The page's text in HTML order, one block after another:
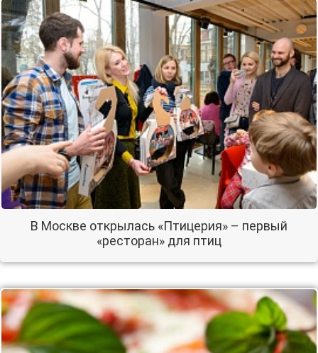
В Москве открылась «Птицерия» – первый
«ресторан» для птиц